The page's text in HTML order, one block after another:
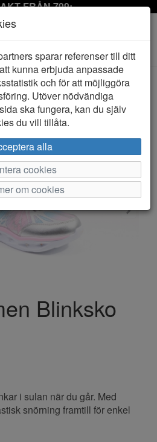
FRÅN 799:-
Blinksko
i sulan när du går. Med
snörning framtill för enkel
sparar referenser till ditt
kunna erbjuda anpassade
och för att möjliggöra
Utöver nödvändiga
ska fungera, kan du själv
du vill tillåta.
alla
cookies
om cookies